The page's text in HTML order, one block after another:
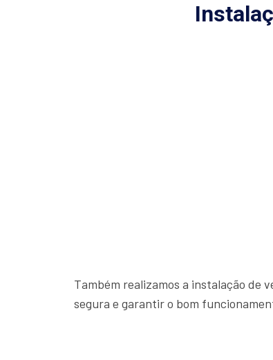
Também realizamos a instalação de
segura e garantir o bom